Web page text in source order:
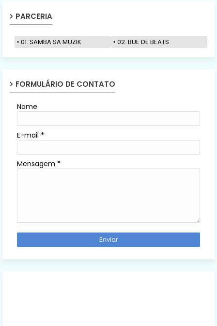
PARCERIA
01. SAMBA SA MUZIK 02. BUE DE BEATS
FORMULÁRIO DE CONTATO
Nome
E-mail *
Mensagem *